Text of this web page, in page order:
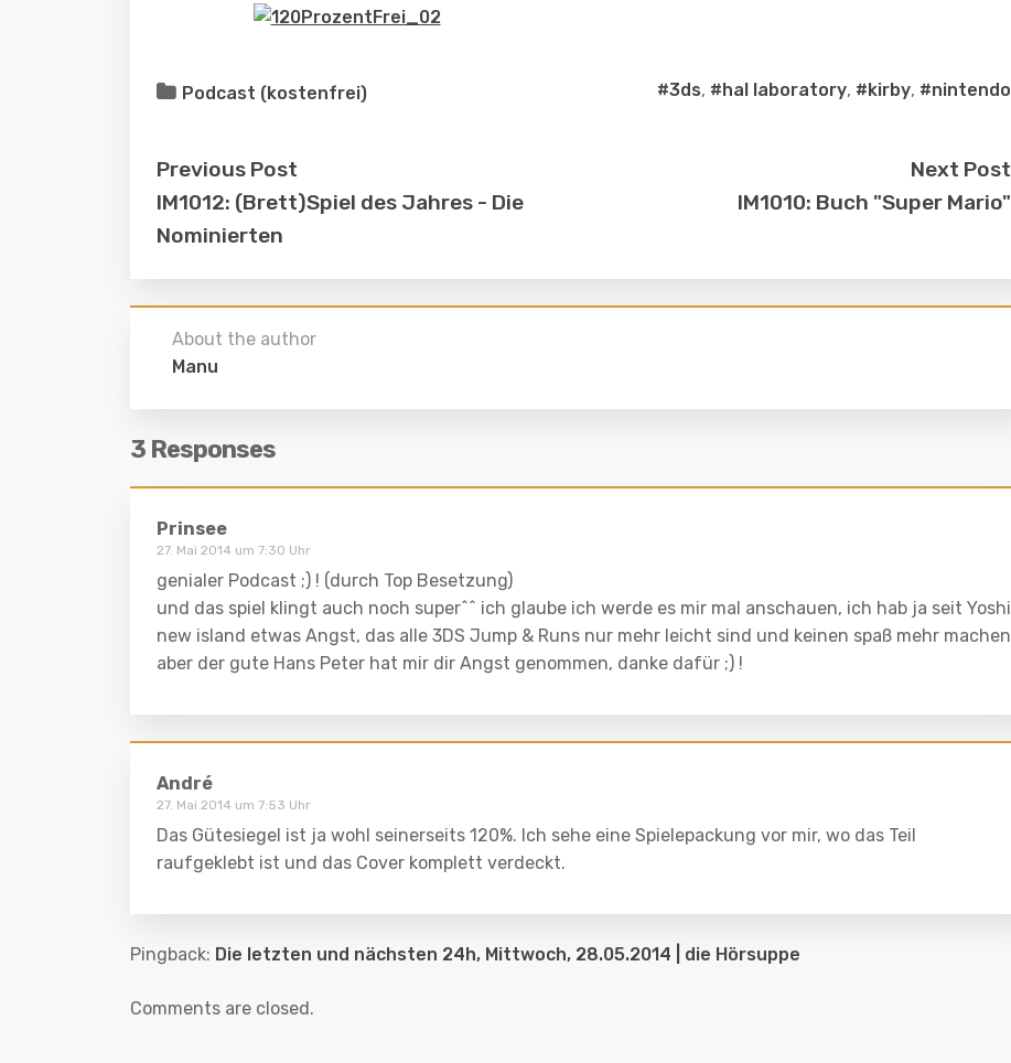
Podcast (kostenfrei) #3ds, #hal laboratory, #kirby, #nintendo
Previous Post
IM1012: (Brett)Spiel des Jahres - Die
Nominierten
Next Post
IM1010: Buch "Super Mario"
About the author
Manu
3 Responses
Prinsee
27. Mai 2014 um 7:30 Uhr
genialer Podcast ;) ! (durch Top Besetzung)
und das spiel klingt auch noch super^^ ich glaube ich werde es mir mal anschauen, ich hab ja seit Yoshi
new island etwas Angst, das alle 3DS Jump & Runs nur mehr leicht sind und keinen spaß mehr machen
aber der gute Hans Peter hat mir dir Angst genommen, danke dafür ;) !
André
27. Mai 2014 um 7:53 Uhr
Das Gütesiegel ist ja wohl seinerseits 120%. Ich sehe eine Spielepackung vor mir, wo das Teil
raufgeklebt ist und das Cover komplett verdeckt.
Pingback: Die letzten und nächsten 24h, Mittwoch, 28.05.2014 | die Hörsuppe
Comments are closed.